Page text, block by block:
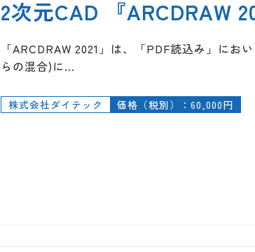
2次元CAD 『ARCDRAW
「ARCDRAW 2021」は、「PDF読込み」に
らの混合)に…
株式会社ダイテック 価格（税別）：60,000円